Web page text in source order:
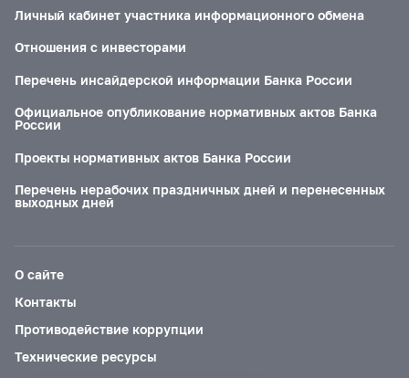
Личный кабинет участника информационного обмена
Отношения с инвесторами
Перечень инсайдерской информации Банка России
Официальное опубликование нормативных актов Банка
России
Проекты нормативных актов Банка России
Перечень нерабочих праздничных дней и перенесенных
выходных дней
О сайте
Контакты
Противодействие коррупции
Технические ресурсы